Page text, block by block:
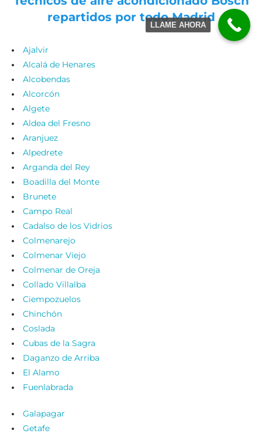
repartidos por todo Madrid
Ajalvir
Alcalá de Henares
Alcobendas
Alcorcón
Algete
Aldea del Fresno
Aranjuez
Alpedrete
Arganda del Rey
Boadilla del Monte
Brunete
Campo Real
Cadalso de los Vidrios
Colmenarejo
Colmenar Viejo
Colmenar de Oreja
Collado Villalba
Ciempozuelos
Chinchón
Coslada
Cubas de la Sagra
Daganzo de Arriba
El Alamo
Fuenlabrada
Galapagar
Getafe
LLAME AHORA